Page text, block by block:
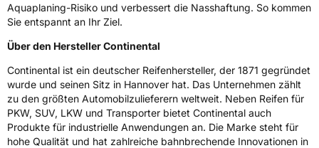
Aquaplaning-Risiko und verbessert die Nasshaftung. So kommen
Sie entspannt an Ihr Ziel.
Über den Hersteller Continental
Continental ist ein deutscher Reifenhersteller, der 1871 gegründet
wurde und seinen Sitz in Hannover hat. Das Unternehmen zählt
zu den größten Automobilzulieferern weltweit. Neben Reifen für
PKW, SUV, LKW und Transporter bietet Continental auch
Produkte für industrielle Anwendungen an. Die Marke steht für
hohe Qualität und hat zahlreiche bahnbrechende Innovationen in